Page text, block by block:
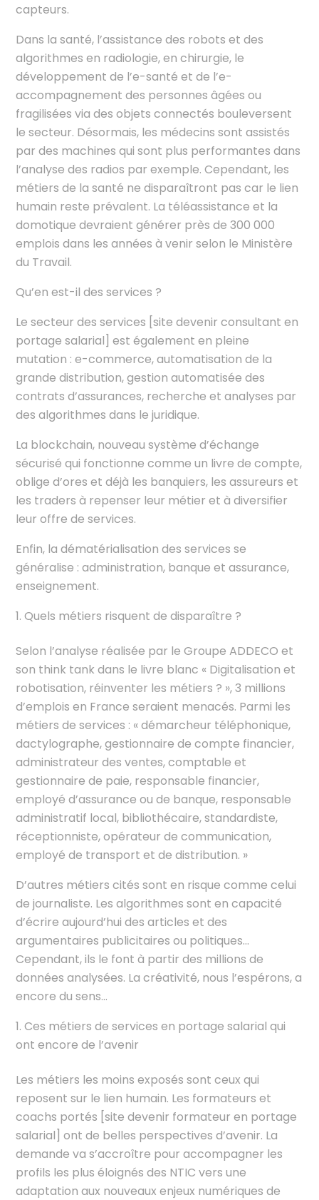
capteurs.
Dans la santé, l’assistance des robots et des
algorithmes en radiologie, en chirurgie, le
développement de l’e-santé et de l’e-
accompagnement des personnes âgées ou
fragilisées via des objets connectés bouleversent
le secteur. Désormais, les médecins sont assistés
par des machines qui sont plus performantes dans
l’analyse des radios par exemple. Cependant, les
métiers de la santé ne disparaîtront pas car le lien
humain reste prévalent. La téléassistance et la
domotique devraient générer près de 300 000
emplois dans les années à venir selon le Ministère
du Travail.
Qu’en est-il des services ?
Le secteur des services [site devenir consultant en
portage salarial] est également en pleine
mutation : e-commerce, automatisation de la
grande distribution, gestion automatisée des
contrats d’assurances, recherche et analyses par
des algorithmes dans le juridique.
La blockchain, nouveau système d’échange
sécurisé qui fonctionne comme un livre de compte,
oblige d’ores et déjà les banquiers, les assureurs et
les traders à repenser leur métier et à diversifier
leur offre de services.
Enfin, la dématérialisation des services se
généralise : administration, banque et assurance,
enseignement.
Quels métiers risquent de disparaître ?
Selon l’analyse réalisée par le Groupe ADDECO et
son think tank dans le livre blanc « Digitalisation et
robotisation, réinventer les métiers ? », 3 millions
d’emplois en France seraient menacés. Parmi les
métiers de services : « démarcheur téléphonique,
dactylographe, gestionnaire de compte financier,
administrateur des ventes, comptable et
gestionnaire de paie, responsable financier,
employé d’assurance ou de banque, responsable
administratif local, bibliothécaire, standardiste,
réceptionniste, opérateur de communication,
employé de transport et de distribution. »
D’autres métiers cités sont en risque comme celui
de journaliste. Les algorithmes sont en capacité
d’écrire aujourd’hui des articles et des
argumentaires publicitaires ou politiques…
Cependant, ils le font à partir des millions de
données analysées. La créativité, nous l’espérons, a
encore du sens…
Ces métiers de services en portage salarial qui
ont encore de l’avenir
Les métiers les moins exposés sont ceux qui
reposent sur le lien humain. Les formateurs et
coachs portés [site devenir formateur en portage
salarial] ont de belles perspectives d’avenir. La
demande va s’accroître pour accompagner les
profils les plus éloignés des NTIC vers une
adaptation aux nouveaux enjeux numériques de